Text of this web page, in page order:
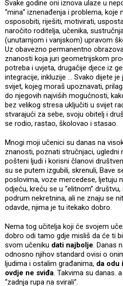
Svake godine oni iznova ulaze u
“mina” iznenađenja i problema, koje
osposobiti, riješiti, motivirati,
naročito roditelja, učenika,
(unutarnjom i vanjskom) upravom
Uz obavezno permanentno
znanosti koja juri geometrijskom
potreba i uvjeta, drugačije djece iz
integracije, inkluzije … Svako dijete
svijet, kojeg moraš upoznavati,
do njegovih najviših mogućnosti,
bez velikog stresa uključiti u svijet
stvarajući za sebe, svoju obitelj i
se rodio, rastao, školovao i stasao.
Mnogi moji učenici su danas na
znanosti, poznati stručnjaci, ugledni
pošteni ljudi i korisni članovi
su se putem izgubili, skrenuli, Bave
poslovima, voze mercedese, ljetuju
odjeću, kreću se u “elitnom”
podrum nekretnina, ali ne znaju se
odavde, njima je tu itekako dobro.
Nema tog učitelja koji će svojem
dobro odi tamo gdje misliš da će ti
svom učeniku dati najbolje. Danas
odnosno njihov standard ovisi o
ljudima i ostalim građanima, da odu
ovdje ne sviđa. Takvima su danas.
“zadnja rupa na svirali”.